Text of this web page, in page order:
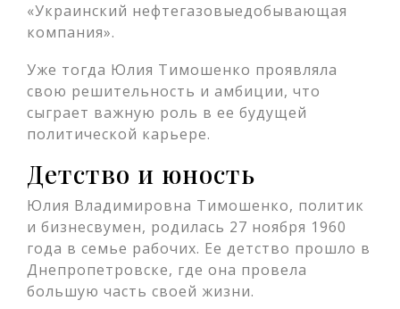
«Украинский нефтегазовыедобывающая
компания».
Уже тогда Юлия Тимошенко проявляла
свою решительность и амбиции, что
сыграет важную роль в ее будущей
политической карьере.
Детство и юность
Юлия Владимировна Тимошенко, политик
и бизнесвумен, родилась 27 ноября 1960
года в семье рабочих. Ее детство прошло в
Днепропетровске, где она провела
большую часть своей жизни.